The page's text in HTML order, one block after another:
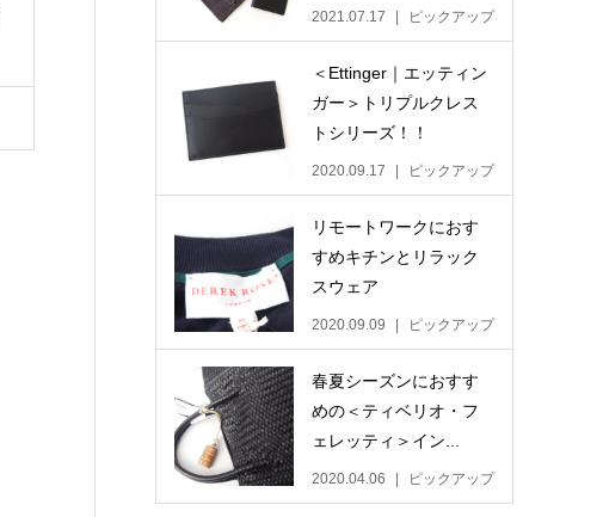
2021.07.17 ピックアップ
＜Ettinger｜エッティン
ガー＞トリプルクレス
トシリーズ！！
2020.09.17 ピックアップ
リモートワークにおす
すめキチンとリラック
スウェア
2020.09.09 ピックアップ
春夏シーズンにおすす
めの＜ティベリオ・フ
ェレッティ＞イン...
2020.04.06 ピックアップ